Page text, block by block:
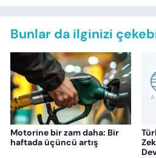
Bunlar da ilginizi
Motorine bir zam daha: Bir
haftada üçüncü artış